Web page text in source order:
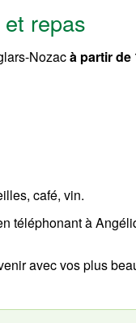
repas
Nozacà partir de
café, vin.
téléphonant à
avec vos plus